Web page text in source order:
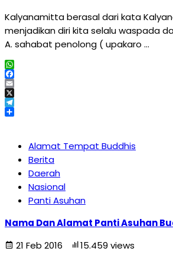
Kalyanamitta berasal dari kata
menjadikan diri kita selalu waspada
A. sahabat penolong ( upakaro …
WhatsApp
Facebook
Email
X
Telegram
Alamat Tempat Buddhis
Berita
Daerah
Nasional
Panti Asuhan
Nama Dan Alamat Panti Asuhan
21 Feb 2016
15.459 views